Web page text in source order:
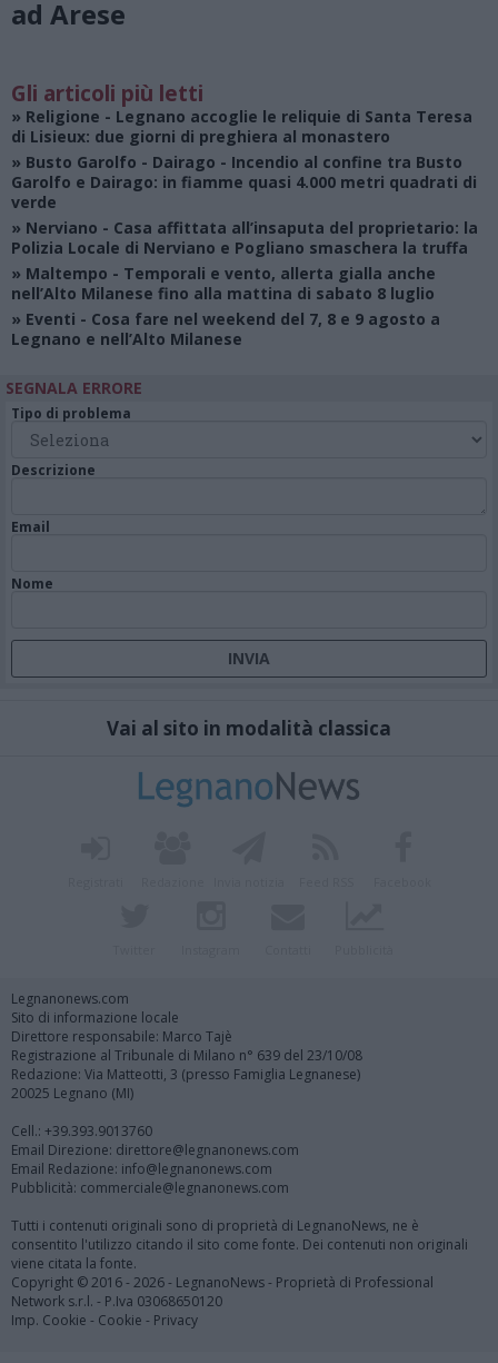
ad Arese
Gli articoli più letti
» Religione - Legnano accoglie le reliquie di Santa Teresa
di Lisieux: due giorni di preghiera al monastero
» Busto Garolfo - Dairago - Incendio al confine tra Busto
Garolfo e Dairago: in fiamme quasi 4.000 metri quadrati di
verde
» Nerviano - Casa affittata all’insaputa del proprietario: la
Polizia Locale di Nerviano e Pogliano smaschera la truffa
» Maltempo - Temporali e vento, allerta gialla anche
nell’Alto Milanese fino alla mattina di sabato 8 luglio
» Eventi - Cosa fare nel weekend del 7, 8 e 9 agosto a
Legnano e nell’Alto Milanese
SEGNALA ERRORE
Tipo di problema
Descrizione
Email
Nome
Vai al sito in modalità classica
Legnanonews.com
Sito di informazione locale
Direttore responsabile: Marco Tajè
Registrazione al Tribunale di Milano n° 639 del 23/10/08
Redazione: Via Matteotti, 3 (presso Famiglia Legnanese)
20025 Legnano (MI)
Cell.: +39.393.9013760
Email Direzione: direttore@legnanonews.com
Email Redazione: info@legnanonews.com
Pubblicità: commerciale@legnanonews.com
Tutti i contenuti originali sono di proprietà di LegnanoNews, ne è
consentito l'utilizzo citando il sito come fonte. Dei contenuti non originali
viene citata la fonte.
Copyright © 2016 - 2026 - LegnanoNews - Proprietà di Professional
Network s.r.l. - P.Iva 03068650120
Imp. Cookie - Cookie - Privacy